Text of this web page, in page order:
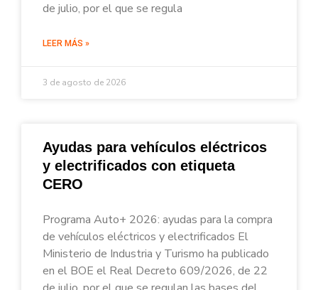
de julio, por el que se regula
LEER MÁS »
3 de agosto de 2026
Ayudas para vehículos eléctricos
y electrificados con etiqueta
CERO
Programa Auto+ 2026: ayudas para la compra
de vehículos eléctricos y electrificados El
Ministerio de Industria y Turismo ha publicado
en el BOE el Real Decreto 609/2026, de 22